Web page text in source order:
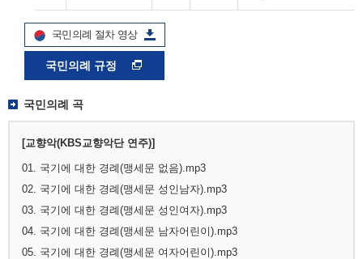
국민의례 절차 영상
국민의례 규정
국민의례 곡
[교향악(KBS교향악단 연주)]
01. 국기에 대한 경례(맹세문 없음).mp3
02. 국기에 대한 경례(맹세문 성인남자).mp3
03. 국기에 대한 경례(맹세문 성인여자).mp3
04. 국기에 대한 경례(맹세문 남자어린이).mp3
05. 국기에 대한 경례(맹세문 여자어린이).mp3